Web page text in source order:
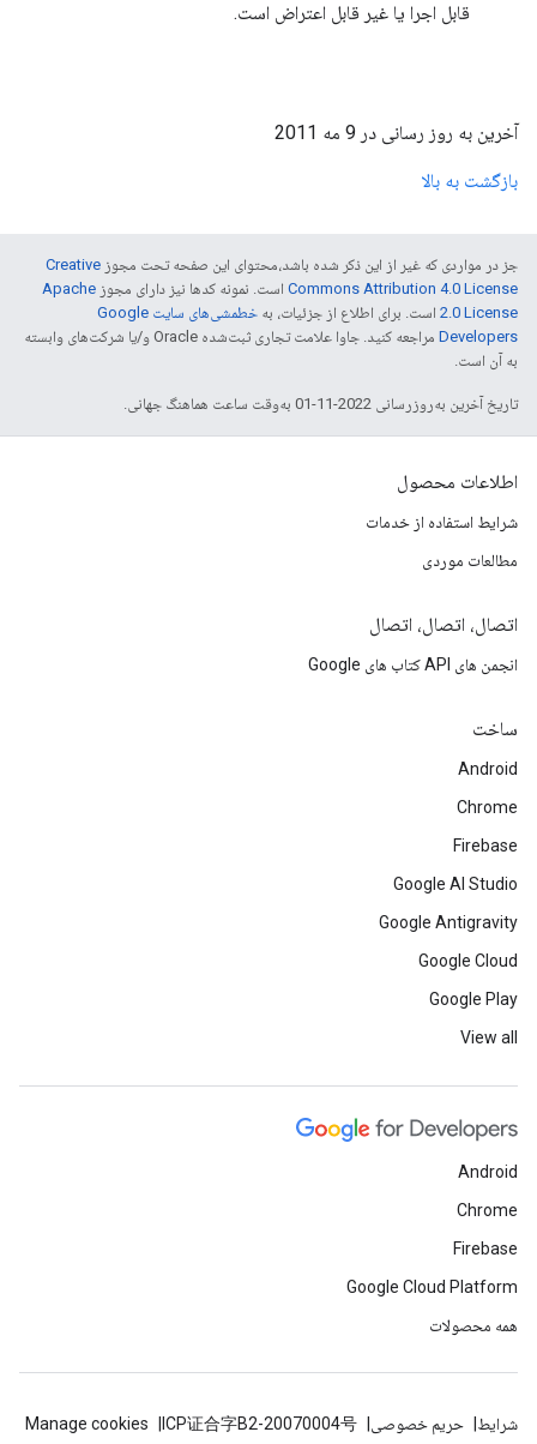
قابل اجرا یا غیر قابل اعتراض است.
آخرین به روز رسانی در 9 مه 2011
بازگشت به بالا
جز در مواردی که غیر از این ذکر شده باشد،‌محتوای این صفحه تحت مجوز Creative
Commons Attribution 4.0 License است. نمونه کدها نیز دارای مجوز Apache
2.0 License است. برای اطلاع از جزئیات، به
خطمشی‌های سایت Google
Developers‏
مراجعه کنید. جاوا علامت تجاری ثبت‌شده Oracle و/یا شرکت‌های وابسته
به آن است.
تاریخ آخرین به‌روزرسانی 2022-11-01 به‌وقت ساعت هماهنگ جهانی.
اطلاعات محصول
شرایط استفاده از خدمات
مطالعات موردی
اتصال، اتصال، اتصال
انجمن های API کتاب های Google
ساخت
Android
Chrome
Firebase
Google AI Studio
Google Antigravity
Google Cloud
Google Play
View all
Android
Chrome
Firebase
Google Cloud Platform
همه محصولات
شرایط حریم خصوصی ICP证合字B2-20070004号
Manage cookies